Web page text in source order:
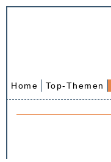
Home Top-Themen